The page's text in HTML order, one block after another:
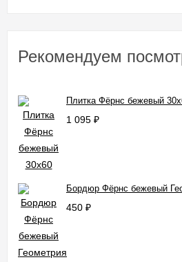
Рекомендуем
Плитка Фёрнс бежевый
1 095 ₽
Бордюр Фёрнс бежевый
450 ₽